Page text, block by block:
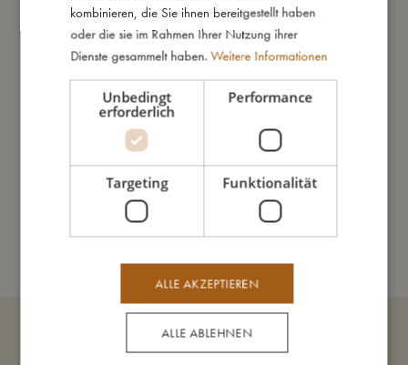
So groß bin ich
Daraus bin ich gemacht
So kannst Du mich pflegen
kombinieren, die Sie ihnen bereitgestellt haben
oder die sie im Rahmen Ihrer Nutzung ihrer
Dienste gesammelt haben. Weitere Informationen
Unbedingt
erforderlich
Performance
Targeting Funktionalität
ALLE AKZEPTIEREN
ALLE ABLEHNEN